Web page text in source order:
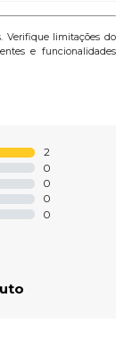
Verifique limitações do
e funcionalidades
2
0
0
0
0